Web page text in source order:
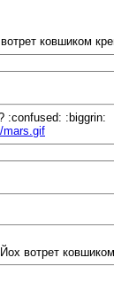
ковшиком
:confused: :biggrin:
mars.gif
вотрет